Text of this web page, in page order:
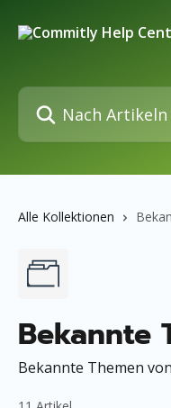
Nach Artikeln suchen …
Alle Kollektionen
Bekannte
Bekannte Themen